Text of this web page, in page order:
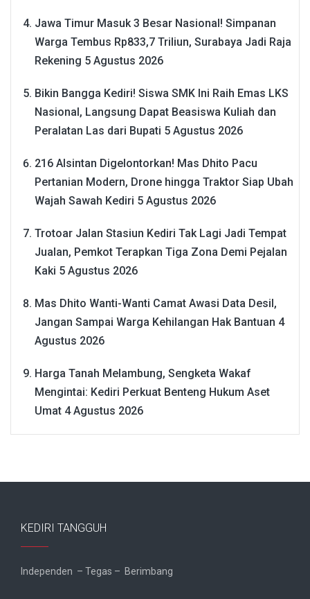
Jawa Timur Masuk 3 Besar Nasional! Simpanan
Warga Tembus Rp833,7 Triliun, Surabaya Jadi Raja
Rekening 5 Agustus 2026
Bikin Bangga Kediri! Siswa SMK Ini Raih Emas LKS
Nasional, Langsung Dapat Beasiswa Kuliah dan
Peralatan Las dari Bupati 5 Agustus 2026
216 Alsintan Digelontorkan! Mas Dhito Pacu
Pertanian Modern, Drone hingga Traktor Siap Ubah
Wajah Sawah Kediri 5 Agustus 2026
Trotoar Jalan Stasiun Kediri Tak Lagi Jadi Tempat
Jualan, Pemkot Terapkan Tiga Zona Demi Pejalan
Kaki 5 Agustus 2026
Mas Dhito Wanti-Wanti Camat Awasi Data Desil,
Jangan Sampai Warga Kehilangan Hak Bantuan 4
Agustus 2026
Harga Tanah Melambung, Sengketa Wakaf
Mengintai: Kediri Perkuat Benteng Hukum Aset
Umat 4 Agustus 2026
KEDIRI TANGGUH
Independen – Tegas – Berimbang